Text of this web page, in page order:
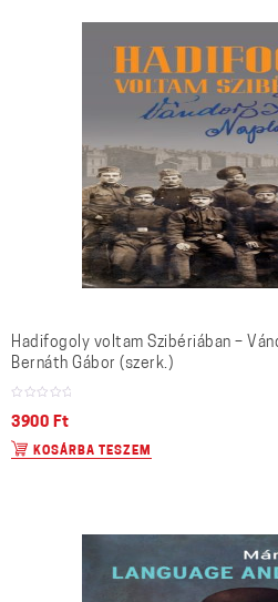
Hadifogoly voltam Szibériában –
Bernáth Gábor (szerk.)
3900 Ft
KOSÁRBA TESZEM